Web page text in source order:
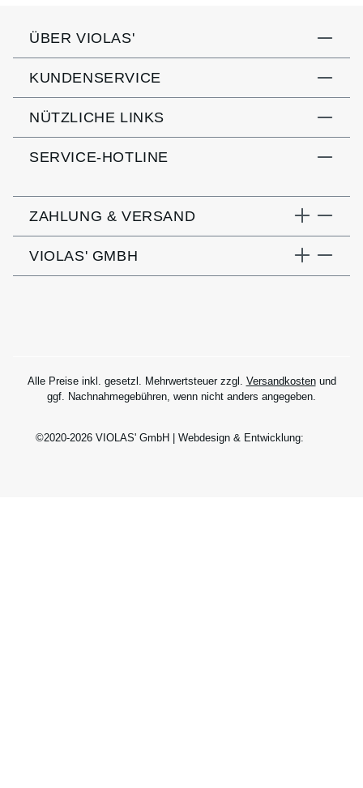
ÜBER VIOLAS'
KUNDENSERVICE
NÜTZLICHE LINKS
SERVICE-HOTLINE
ZAHLUNG & VERSAND
VIOLAS' GMBH
Alle Preise inkl. gesetzl. Mehrwertsteuer zzgl. Versandkostenund
ggf. Nachnahmegebühren, wenn nicht anders angegeben.
©2020-2026 VIOLAS' GmbH | Webdesign & Entwicklung: